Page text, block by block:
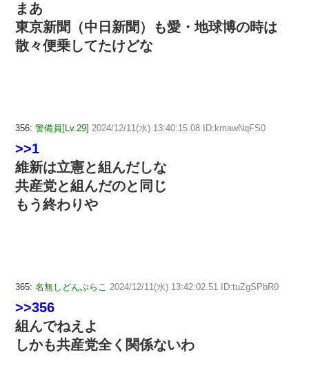
まあ
東京新聞（中日新聞）も愛・地球博の時は
散々便乗してたけどな
356: 警備員[Lv.29] 2024/12/11(水) 13:40:15.08 ID:kmawNqFS0
>>1
維新は立憲と組んだしな
共産党と組んだのと同じ
もう終わりや
365: 名無しどんぶらこ 2024/12/11(水) 13:42:02.51 ID:tuZgSPbR0
>>356
組んでねえよ
しかも共産党全く関係ないわ